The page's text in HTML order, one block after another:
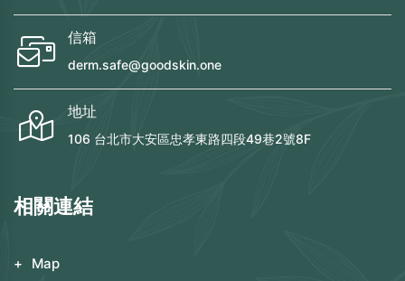
信箱
derm.safe@goodskin.one
地址
106 台北市大安區忠孝東路四段49巷2號8F
相關連結
Map